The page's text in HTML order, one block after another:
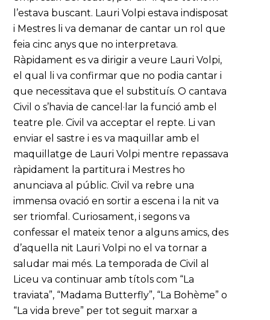
l’estava buscant. Lauri Volpi estava indisposat
i Mestres li va demanar de cantar un rol que
feia cinc anys que no interpretava.
Ràpidament es va dirigir a veure Lauri Volpi,
el qual li va confirmar que no podia cantar i
que necessitava que el substituís. O cantava
Civil o s’havia de cancel·lar la funció amb el
teatre ple. Civil va acceptar el repte. Li van
enviar el sastre i es va maquillar amb el
maquillatge de Lauri Volpi mentre repassava
ràpidament la partitura i Mestres ho
anunciava al públic. Civil va rebre una
immensa ovació en sortir a escena i la nit va
ser triomfal. Curiosament, i segons va
confessar el mateix tenor a alguns amics, des
d’aquella nit Lauri Volpi no el va tornar a
saludar mai més. La temporada de Civil al
Liceu va continuar amb títols com “La
traviata”, “Madama Butterfly”, “La Bohème” o
“La vida breve” per tot seguit marxar a